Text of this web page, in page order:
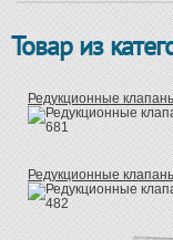
Товар из
Редукционные
Редукционные